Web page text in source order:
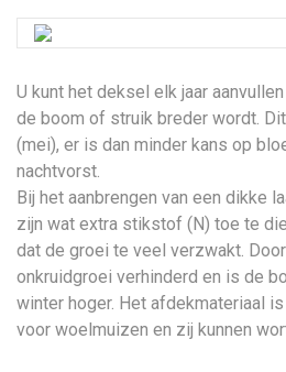
U kunt het deksel elk jaar
de boom of struik breder wordt.
(mei), er is dan minder kans op
nachtvorst.
Bij het aanbrengen van een dikke
zijn wat extra stikstof (N) toe te
dat de groei te veel verzwakt.
onkruidgroei verhinderd en is de
winter hoger. Het afdekmateriaal
voor woelmuizen en zij kunnen